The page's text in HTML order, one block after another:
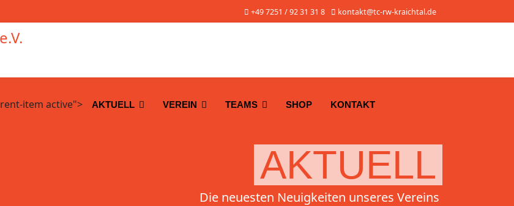
+49 7251 / 92 31 31 8 kontakt@tc-rw-kraichtal.de
item active"> AKTUELL VEREIN TEAMS SHOP KONTAKT
AKTUELL
Die neuesten Neuigkeiten unseres Vereins